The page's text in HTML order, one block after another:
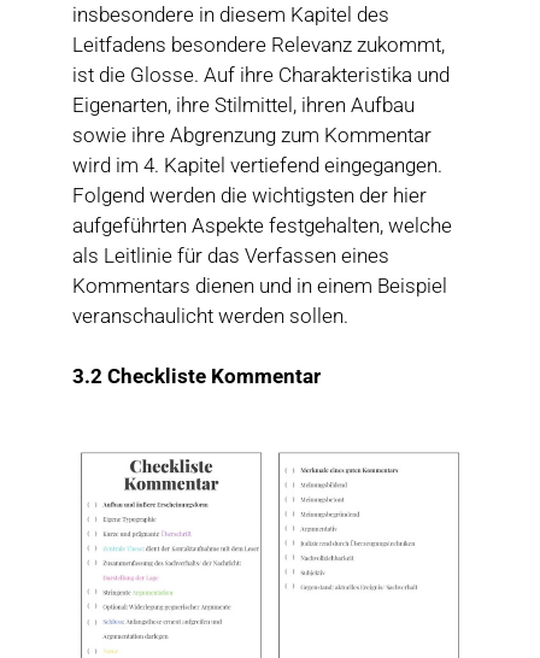
insbesondere in diesem Kapitel des
Leitfadens besondere Relevanz zukommt,
ist die Glosse. Auf ihre Charakteristika und
Eigenarten, ihre Stilmittel, ihren Aufbau
sowie ihre Abgrenzung zum Kommentar
wird im 4. Kapitel vertiefend eingegangen.
Folgend werden die wichtigsten der hier
aufgeführten Aspekte festgehalten, welche
als Leitlinie für das Verfassen eines
Kommentars dienen und in einem Beispiel
veranschaulicht werden sollen.
3.2 Checkliste Kommentar